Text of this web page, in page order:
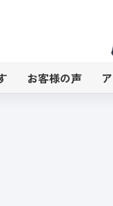
お客様の声